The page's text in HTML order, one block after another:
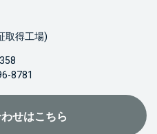
得工場)
8781
せはこちら